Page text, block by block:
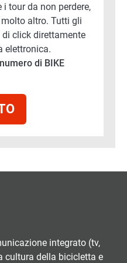
i tour da non perdere,
altro. Tutti gli
click direttamente
elettronica.
di BIKE
integrato (tv,
cultura della bicicletta e